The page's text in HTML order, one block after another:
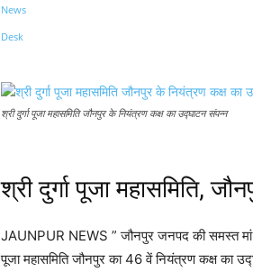
श्री दुर्गा पूजा महासमिति जौनपुर के नियंत्रण कक्ष का उद्घाटन संपन्न
श्री दुर्गा पूजा महासमिति,
JAUNPUR NEWS ” जौनपुर जनपद की समस्त मां
पूजा महासमिति जौनपुर का 46 वें नियंत्रण कक्ष का